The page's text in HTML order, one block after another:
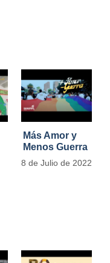
Más Amor y
Menos Guerra
8 de Julio de 2022